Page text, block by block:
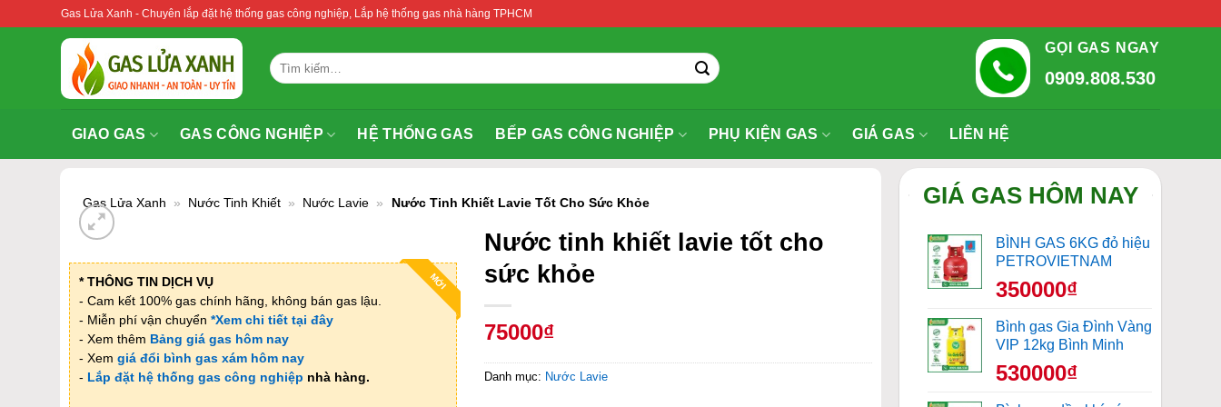
Gas Lửa Xanh - Chuyên lắp đặt hệ thống gas công nghiệp, Lắp hệ thống gas nhà hàng TPHCM
Tìm
kiếm:
GỌI GAS NGAY
0909.808.530
GIAO GAS GAS CÔNG NGHIỆP HỆ THỐNG GAS BẾP GAS CÔNG NGHIỆP PHỤ KIỆN GAS GIÁ GAS LIÊN HỆ
Gas Lửa Xanh » Nước Tinh Khiết » Nước Lavie » Nước Tinh Khiết Lavie Tốt Cho Sức Khỏe
MỚI
* THÔNG TIN DỊCH VỤ
- Cam kết 100% gas chính hãng, không bán gas lậu.
- Miễn phí vận chuyển *Xem chi tiết tại đây
- Xem thêm Bảng giá gas hôm nay
- Xem giá đổi bình gas xám hôm nay
- Lắp đặt hệ thống gas công nghiệp nhà hàng.
Nước tinh khiết lavie tốt cho
sức khỏe
75000₫
Danh mục: Nước Lavie
GIÁ GAS HÔM NAY
BÌNH GAS 6KG đỏ hiệu
PETROVIETNAM
350000₫
Bình gas Gia Đình Vàng
VIP 12kg Bình Minh
530000₫